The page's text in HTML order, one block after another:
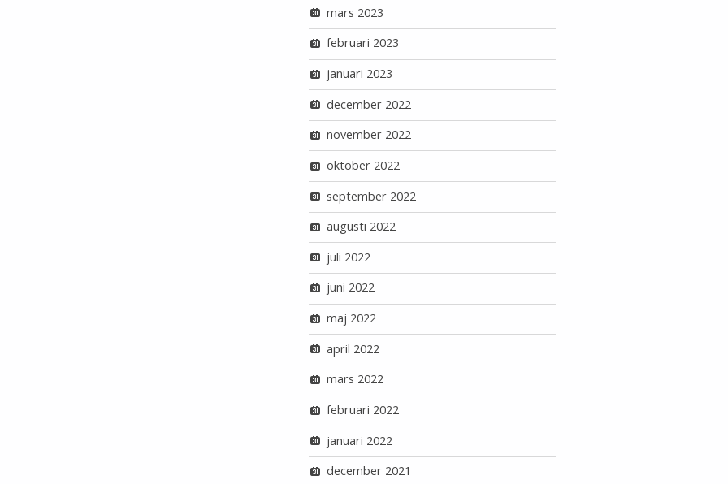
mars 2023
februari 2023
januari 2023
december 2022
november 2022
oktober 2022
september 2022
augusti 2022
juli 2022
juni 2022
maj 2022
april 2022
mars 2022
februari 2022
januari 2022
december 2021